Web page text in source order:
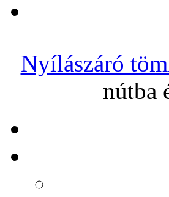
Nyílászáró
nútba